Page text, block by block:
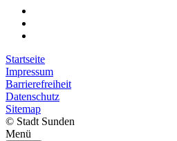
Startseite
Impressum
Barrierefreiheit
Datenschutz
Sitemap
© Stadt Sunden
Menü